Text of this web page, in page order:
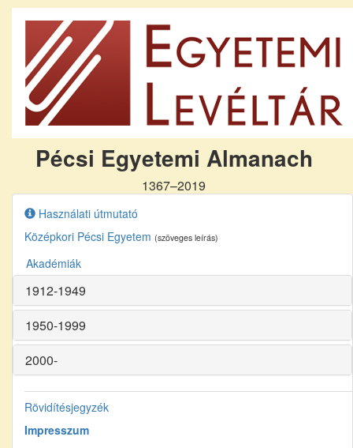
Pécsi Egyetemi Almanach
1367–2019
Használati útmutató
Középkori Pécsi Egyetem (szöveges leírás)
Akadémiák
1912-1949
1950-1999
2000-
Rövidítésjegyzék
Impresszum